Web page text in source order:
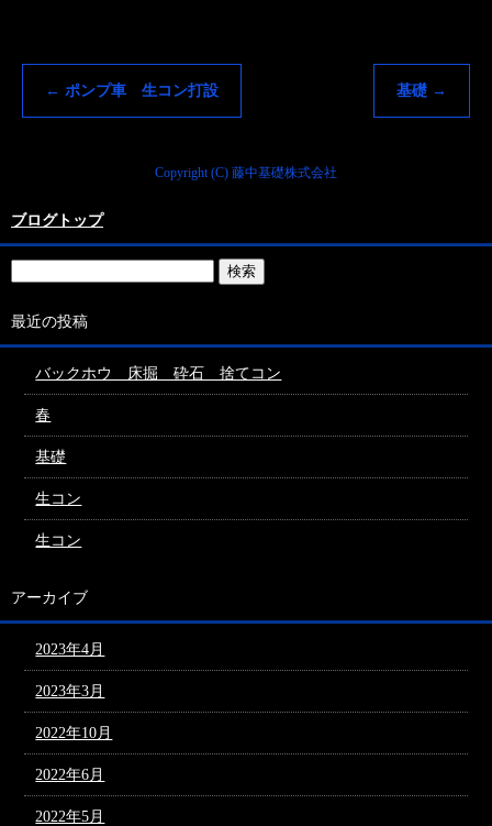
← ポンプ車 生コン打設 基礎 →
Copyright (C) 藤中基礎株式会社
ブログトップ
最近の投稿
バックホウ 床掘 砕石 捨てコン
春
基礎
生コン
生コン
アーカイブ
2023年4月
2023年3月
2022年10月
2022年6月
2022年5月